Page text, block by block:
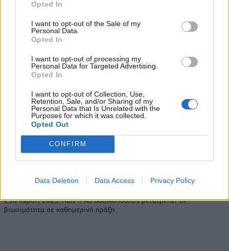
Opted In
I want to opt-out of the Sale of my
Personal Data.
Opted In
I want to opt-out of processing my
Personal Data for Targeted Advertising.
Opted In
I want to opt-out of Collection, Use,
Retention, Sale, and/or Sharing of my
Personal Data that Is Unrelated with the
Purposes for which it was collected.
Opted Out
CONFIRM
Data Deletion Data Access Privacy Policy
δισ. ευρώ – Στα 446 εκατ. ευρώ
Η συμφωνία Arval-Athlon αναδιαμορφώνει την αγορά leasing
VW: Η δύσκολη εξίσωση της
αναδιάρθρωσης
18η συνεχόμενη χρονιά για τον
ΟΤΕ στη διεθνή σειρά δεικτών
FTSE4Good
Alpha Bank: Για πρώτη φορά το Αρχαίο Θέατρο Επιδαύρου άνοιξε τις
πύλες του σε όλους
ESG Report 2025: Πώς η ΑΒ Βασιλόπουλος μετατρέπει τη
βιωσιμότητα σε καθημερινή πράξη